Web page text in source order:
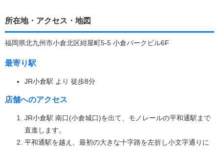
所在地・アクセス・地図
福岡県北九州市小倉北区紺屋町5-5 小倉パークビル6F
最寄り駅
JR小倉駅 より 徒歩8分
店舗へのアクセス
JR小倉駅 南口(小倉城口)を出て、モノレールの平和通駅まで
直進します。
平和通駅を越え、最初の大きな十字路を左折し小文字通りに